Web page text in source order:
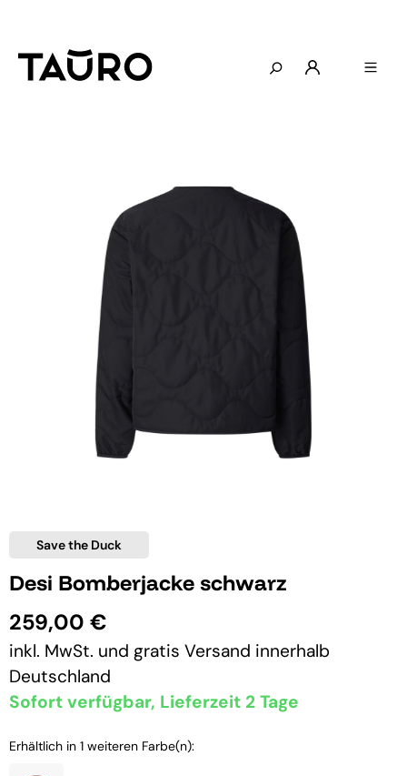
Save the Duck
Desi Bomberjacke schwarz
259,00 €
inkl. MwSt. und gratis Versand innerhalb
Deutschland
Sofort verfügbar, Lieferzeit 2 Tage
Erhältlich in 1 weiteren Farbe(n):